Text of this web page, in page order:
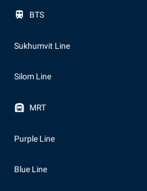
BTS
Sukhumvit Line
Silom Line
MRT
Purple Line
Blue Line